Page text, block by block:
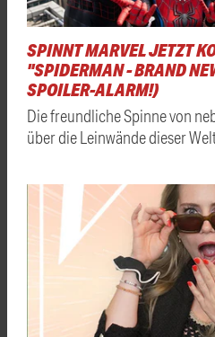
SPINNT MARVEL JETZT
"SPIDERMAN - BRAND
SPOILER-ALARM!)
Die freundliche Spinne von
über die Leinwände dieser